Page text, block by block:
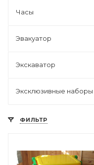
Часы
Эвакуатор
Экскаватор
Эксклюзивные наборы
ФИЛЬТР